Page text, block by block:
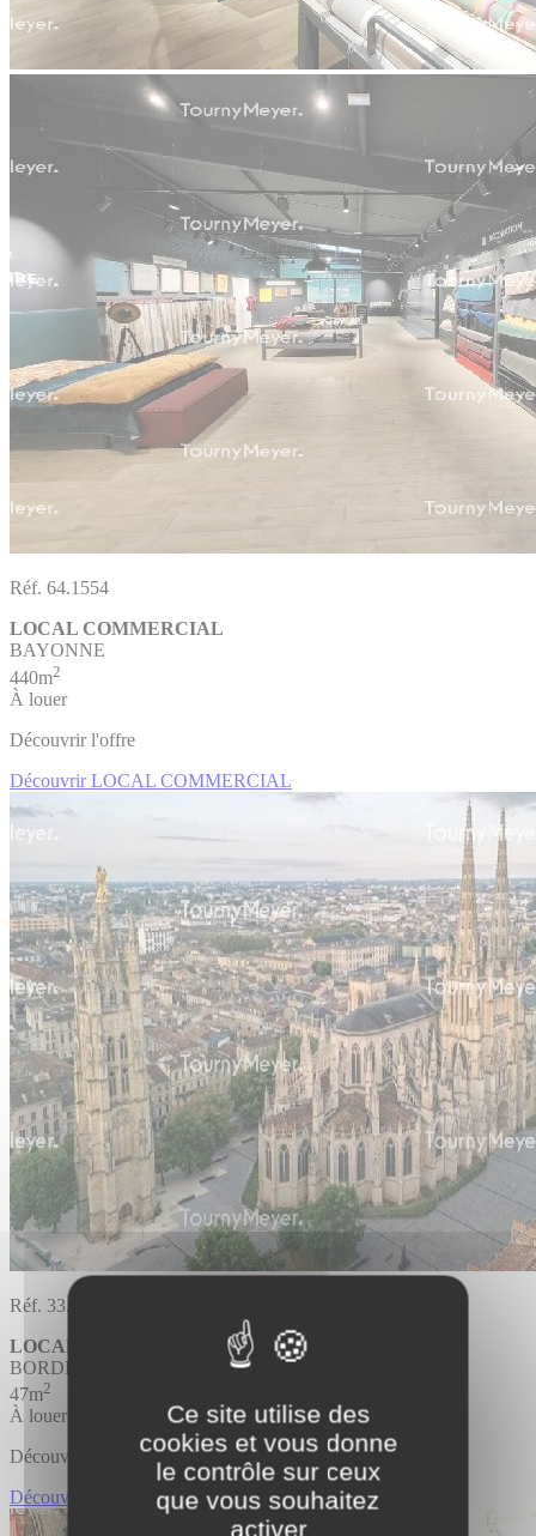
Ce site utilise des
cookies et vous donne
le contrôle sur ceux
que vous souhaitez
activer
Réf. 64.1554
LOCAL COMMERCIAL
BAYONNE
440m2
À louer
Découvrir l'offre
Découvrir LOCAL COMMERCIAL
Réf. 33.4092
LOCAL COMMERCIAL
BORDEAUX
47m2
À louer
Découvrir l'offre
Découvrir LOCAL COMMERCIAL